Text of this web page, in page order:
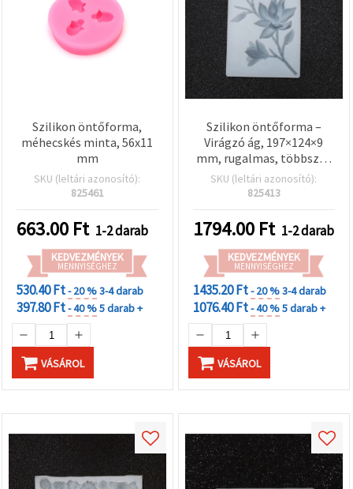
Szilikon öntőforma,
méhecskés minta, 56x11
mm
SKU (leltári azonosító):
825461
663.00 Ft 1-2 darab
KEDVEZMÉNYEK
MENNYISÉGHEZ
530.40 Ft- 20 %3-4 darab
397.80 Ft- 40 %5 darab +
VÁSÁROL
Szilikon öntőforma –
Virágzó ág, 197×124×9
mm, rugalmas, többször
használható; epoxi/UV
gyantához, gipszhez,
szappanhoz és agyaghoz
SKU (leltári azonosító):
825413
1794.00 Ft 1-2 darab
KEDVEZMÉNYEK
MENNYISÉGHEZ
1435.20 Ft- 20 %3-4 darab
1076.40 Ft- 40 %5 darab +
VÁSÁROL